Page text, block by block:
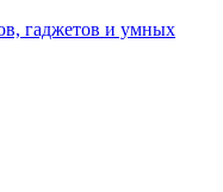
гаджетов и умных